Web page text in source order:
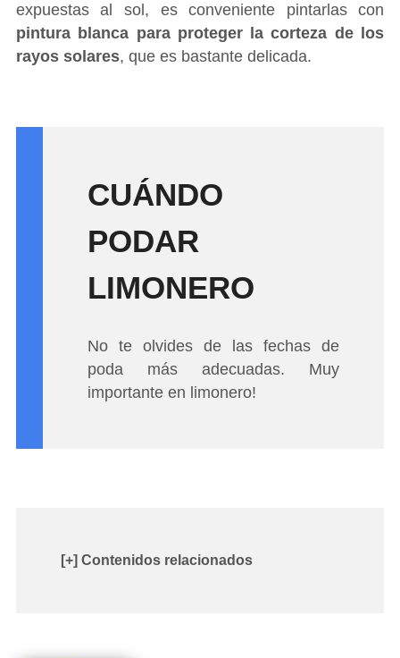
expuestas al sol, es conveniente pintarlas con
pintura blanca para proteger la corteza de los
rayos solares, que es bastante delicada.
CUÁNDO
PODAR
LIMONERO
No te olvides de las fechas de
poda más adecuadas. Muy
importante en limonero!
[+] Contenidos relacionados